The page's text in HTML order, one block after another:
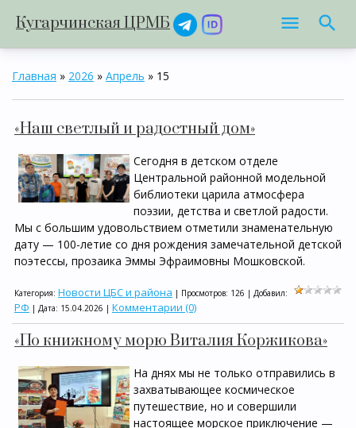
Кугарчинская ЦРМБ
Главная » 2026 » Апрель » 15
«Наш светлый и радостный дом»
Сегодня в детском отделе
Центральной районной модельной
библиотеки царила атмосфера
поэзии, детства и светлой радости.
Мы с большим удовольствием отметили знаменательную
дату — 100-летие со дня рождения замечательной детской
поэтессы, прозаика Эммы Эфраимовны Мошковской.
Категория: Новости ЦБС и района | Просмотров: 126 | Добавил:
РФ | Дата: 15.04.2026 | Комментарии (0)
«По книжному морю Виталия Коржикова»
На днях мы не только отправились в
захватывающее космическое
путешествие, но и совершили
настоящее морское приключение —